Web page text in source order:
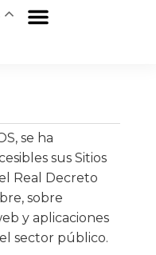
se ha
sus Sitios
Real Decreto
sobre
y aplicaciones
sector público.